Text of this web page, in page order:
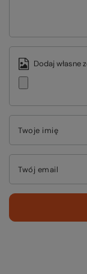
Dodaj
Twoje imię
Twój email